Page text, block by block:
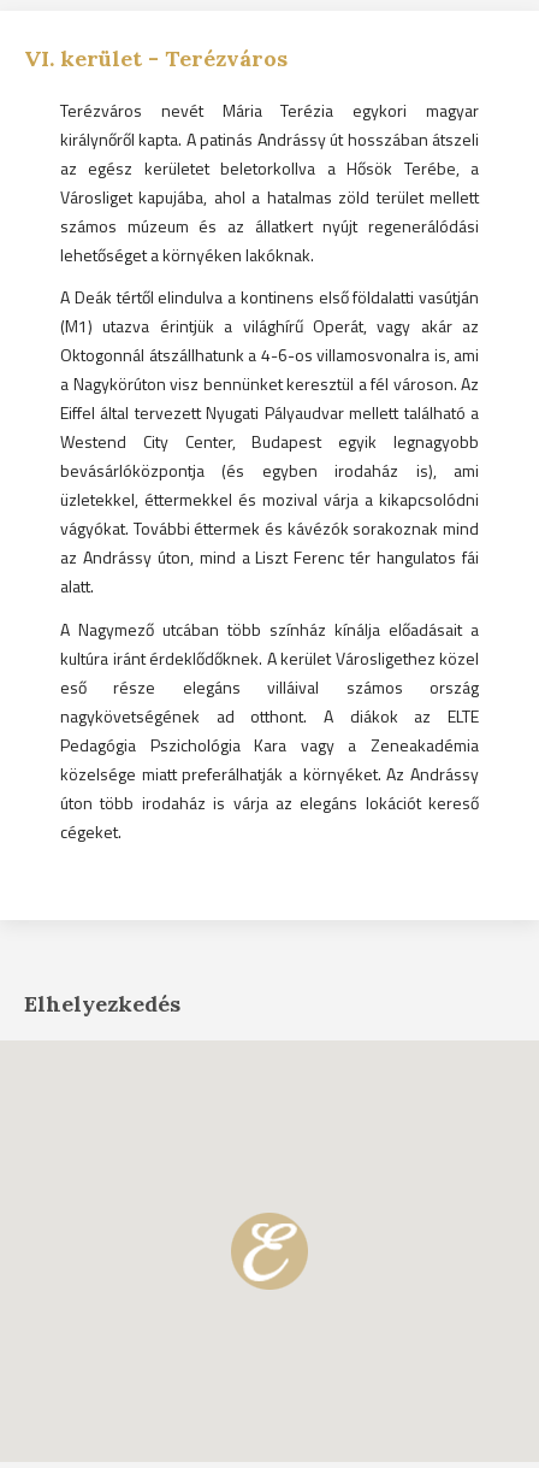
VI. kerület - Terézváros
Terézváros nevét Mária Terézia egykori magyar
királynőről kapta. A patinás Andrássy út hosszában átszeli
az egész kerületet beletorkollva a Hősök Terébe, a
Városliget kapujába, ahol a hatalmas zöld terület mellett
számos múzeum és az állatkert nyújt regenerálódási
lehetőséget a környéken lakóknak.
A Deák tértől elindulva a kontinens első földalatti vasútján
(M1) utazva érintjük a világhírű Operát, vagy akár az
Oktogonnál átszállhatunk a 4-6-os villamosvonalra is, ami
a Nagykörúton visz bennünket keresztül a fél városon. Az
Eiffel által tervezett Nyugati Pályaudvar mellett található a
Westend City Center, Budapest egyik legnagyobb
bevásárlóközpontja (és egyben irodaház is), ami
üzletekkel, éttermekkel és mozival várja a kikapcsolódni
vágyókat. További éttermek és kávézók sorakoznak mind
az Andrássy úton, mind a Liszt Ferenc tér hangulatos fái
alatt.
A Nagymező utcában több színház kínálja előadásait a
kultúra iránt érdeklődőknek. A kerület Városligethez közel
eső része elegáns villáival számos ország
nagykövetségének ad otthont. A diákok az ELTE
Pedagógia Pszichológia Kara vagy a Zeneakadémia
közelsége miatt preferálhatják a környéket. Az Andrássy
úton több irodaház is várja az elegáns lokációt kereső
cégeket.
Elhelyezkedés